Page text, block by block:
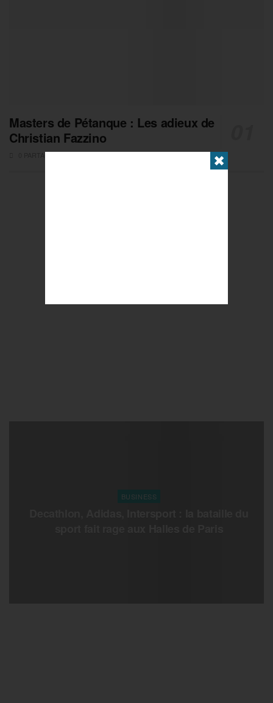
Masters de Pétanque : Les adieux de
Christian Fazzino
0 PARTAGES
BUSINESS
✖